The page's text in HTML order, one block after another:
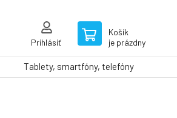
Prihlásiť
Košík
je prázdny
Tablety, smartfóny, telefóny